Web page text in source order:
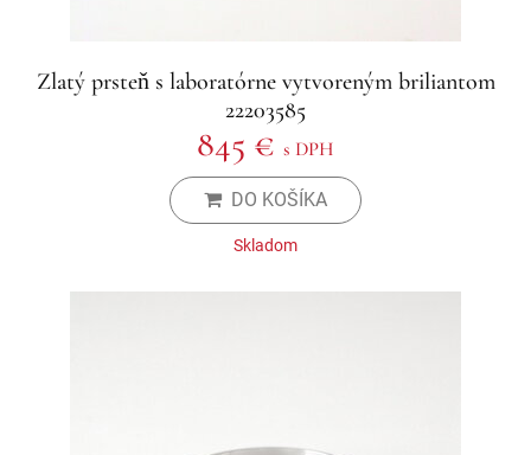
Zlatý prsteň s laboratórne vytvoreným briliantom
22203585
845 € s DPH
DO KOŠÍKA
Skladom